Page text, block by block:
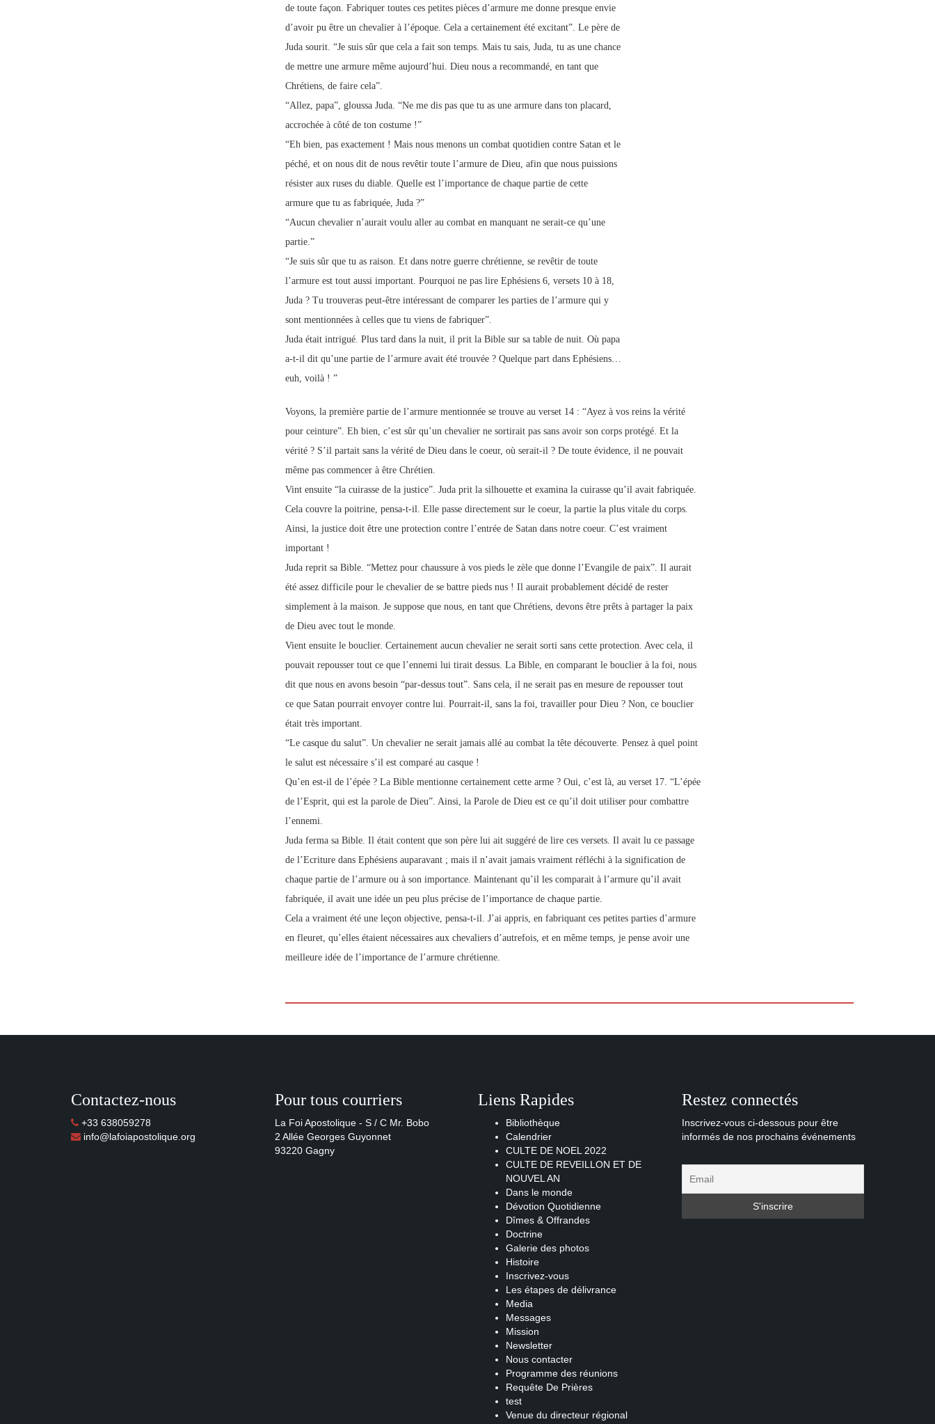
de toute façon. Fabriquer toutes ces petites pièces d’armure me donne presque envie
d’avoir pu être un chevalier à l’époque. Cela a certainement été excitant”. Le père de
Juda sourit. “Je suis sûr que cela a fait son temps. Mais tu sais, Juda, tu as une chance
de mettre une armure même aujourd’hui. Dieu nous a recommandé, en tant que
Chrétiens, de faire cela”.
“Allez, papa”, gloussa Juda. “Ne me dis pas que tu as une armure dans ton placard,
accrochée à côté de ton costume !”
“Eh bien, pas exactement ! Mais nous menons un combat quotidien contre Satan et le
péché, et on nous dit de nous revêtir toute l’armure de Dieu, afin que nous puissions
résister aux ruses du diable. Quelle est l’importance de chaque partie de cette
armure que tu as fabriquée, Juda ?”
“Aucun chevalier n’aurait voulu aller au combat en manquant ne serait-ce qu’une
partie.”
“Je suis sûr que tu as raison. Et dans notre guerre chrétienne, se revêtir de toute
l’armure est tout aussi important. Pourquoi ne pas lire Ephésiens 6, versets 10 à 18,
Juda ? Tu trouveras peut-être intéressant de comparer les parties de l’armure qui y
sont mentionnées à celles que tu viens de fabriquer”.
Juda était intrigué. Plus tard dans la nuit, il prit la Bible sur sa table de nuit. Où papa
a-t-il dit qu’une partie de l’armure avait été trouvée ? Quelque part dans Ephésiens…
euh, voilà ! ”
Voyons, la première partie de l’armure mentionnée se trouve au verset 14 : “Ayez à vos reins la vérité
pour ceinture”. Eh bien, c’est sûr qu’un chevalier ne sortirait pas sans avoir son corps protégé. Et la
vérité ? S’il partait sans la vérité de Dieu dans le coeur, où serait-il ? De toute évidence, il ne pouvait
même pas commencer à être Chrétien.
Vint ensuite “la cuirasse de la justice”. Juda prit la silhouette et examina la cuirasse qu’il avait fabriquée.
Cela couvre la poitrine, pensa-t-il. Elle passe directement sur le coeur, la partie la plus vitale du corps.
Ainsi, la justice doit être une protection contre l’entrée de Satan dans notre coeur. C’est vraiment
important !
Juda reprit sa Bible. “Mettez pour chaussure à vos pieds le zèle que donne l’Evangile de paix”. Il aurait
été assez difficile pour le chevalier de se battre pieds nus ! Il aurait probablement décidé de rester
simplement à la maison. Je suppose que nous, en tant que Chrétiens, devons être prêts à partager la paix
de Dieu avec tout le monde.
Vient ensuite le bouclier. Certainement aucun chevalier ne serait sorti sans cette protection. Avec cela, il
pouvait repousser tout ce que l’ennemi lui tirait dessus. La Bible, en comparant le bouclier à la foi, nous
dit que nous en avons besoin “par-dessus tout”. Sans cela, il ne serait pas en mesure de repousser tout
ce que Satan pourrait envoyer contre lui. Pourrait-il, sans la foi, travailler pour Dieu ? Non, ce bouclier
était très important.
“Le casque du salut”. Un chevalier ne serait jamais allé au combat la tête découverte. Pensez à quel point
le salut est nécessaire s’il est comparé au casque !
Qu’en est-il de l’épée ? La Bible mentionne certainement cette arme ? Oui, c’est là, au verset 17. “L’épée
de l’Esprit, qui est la parole de Dieu”. Ainsi, la Parole de Dieu est ce qu’il doit utiliser pour combattre
l’ennemi.
Juda ferma sa Bible. Il était content que son père lui ait suggéré de lire ces versets. Il avait lu ce passage
de l’Ecriture dans Ephésiens auparavant ; mais il n’avait jamais vraiment réfléchi à la signification de
chaque partie de l’armure ou à son importance. Maintenant qu’il les comparait à l’armure qu’il avait
fabriquée, il avait une idée un peu plus précise de l’importance de chaque partie.
Cela a vraiment été une leçon objective, pensa-t-il. J’ai appris, en fabriquant ces petites parties d’armure
en fleuret, qu’elles étaient nécessaires aux chevaliers d’autrefois, et en même temps, je pense avoir une
meilleure idée de l’importance de l’armure chrétienne.
Contactez-nous
+33 638059278
info@lafoiapostolique.org
Pour tous courriers
La Foi Apostolique - S / C Mr. Bobo
2 Allée Georges Guyonnet
93220 Gagny
Liens Rapides
Bibliothèque
Calendrier
CULTE DE NOEL 2022
CULTE DE REVEILLON ET DE
NOUVEL AN
Dans le monde
Dévotion Quotidienne
Dîmes & Offrandes
Doctrine
Galerie des photos
Histoire
Inscrivez-vous
Les étapes de délivrance
Media
Messages
Mission
Newsletter
Nous contacter
Programme des réunions
Requête De Prières
test
Venue du directeur régional
Restez connectés
Inscrivez-vous ci-dessous pour être
informés de nos prochains événements